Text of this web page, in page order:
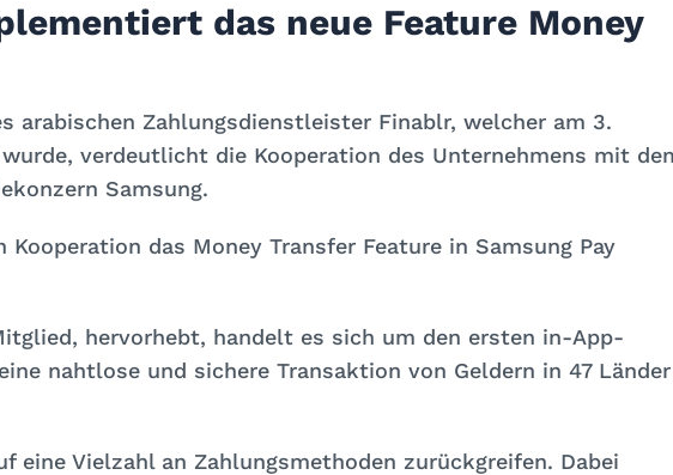
das neue Feature Money
arabischen Zahlungsdienstleister Finablr, welcher am 3.
verdeutlicht die Kooperation des Unternehmens mit
Samsung.
Kooperation das Money Transfer Feature in Samsung Pay
hervorhebt, handelt es sich um den ersten in-App-
nahtlose und sichere Transaktion von Geldern in 47 Länder
eine Vielzahl an Zahlungsmethoden zurückgreifen. Dabei